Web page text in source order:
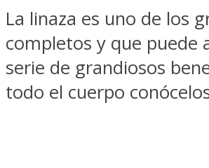
La linaza es uno de los
completos y que puede
serie de grandiosos
todo el cuerpo